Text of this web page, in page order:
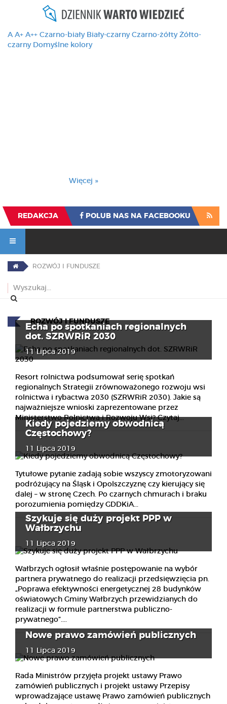
A A+ A++ Czarno-biały Biały-czarny Czarno-żółty Żółto-
czarny Domyślne kolory
Więcej »
REDAKCJA POLUB NAS NA FACEBOOKU
ROZWÓJ I FUNDUSZE
ROZWÓJ I FUNDUSZE
Echa po spotkaniach regionalnych
dot. SZRWRiR 2030
11 Lipca 2019
Resort rolnictwa podsumował serię spotkań
regionalnych Strategii zrównoważonego rozwoju wsi
rolnictwa i rybactwa 2030 (SZRWRiR 2030). Jakie są
najważniejsze wnioski zaprezentowane przez
Ministerstwo Rolnictwa i Rozwoju Wsi? Czytaj...
Kiedy pojedziemy obwodnicą
Częstochowy?
11 Lipca 2019
Tytułowe pytanie zadają sobie wszyscy zmotoryzowani
podróżujący na Śląsk i Opolszczyznę czy kierujący się
dalej – w stronę Czech. Po czarnych chmurach i braku
porozumienia pomiędzy GDDKiA...
Szykuje się duży projekt PPP w
Wałbrzychu
11 Lipca 2019
Wałbrzych ogłosił właśnie postępowanie na wybór
partnera prywatnego do realizacji przedsięwzięcia pn.
„Poprawa efektywności energetycznej 28 budynków
oświatowych Gminy Wałbrzych przewidzianych do
realizacji w formule partnerstwa publiczno-
prywatnego”....
Nowe prawo zamówień publicznych
11 Lipca 2019
Rada Ministrów przyjęła projekt ustawy Prawo
zamówień publicznych i projekt ustawy Przepisy
wprowadzające ustawę Prawo zamówień publicznych